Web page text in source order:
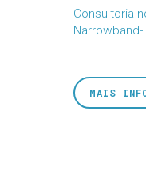
Consultoria
MAIS